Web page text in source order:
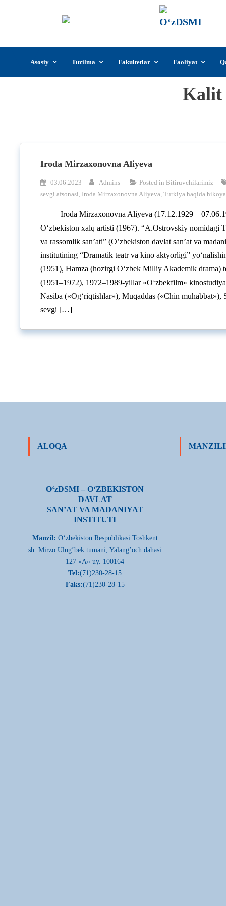
content
Asosiy Tuzilma Fakultetlar Faoliyat
Kalit
Iroda Mirzaxonovna Aliyeva
03.06.2023 Admins Posted in Bitiruvchilarimiz
sevgi afsonasi, Iroda Mirzaxonovna Aliyeva, Turkiya haqida hikoya
Iroda Mirzaxonovna Aliyeva (17.12.1929 –
Oʻzbekiston xalq artisti (1967). “A.Ostrovskiy nomidagi
va rassomlik san’ati” (O’zbekiston davlat san’at va
institutining “Dramatik teatr va kino aktyorligi”
(1951), Hamza (hozirgi O‘zbek Milliy Akademik drama)
(1951–1972), 1972–1989-yillar «Oʻzbekfilm»
Nasiba («Ogʻriqtishlar»), Muqaddas («Chin muhabbat»),
sevgi […]
ALOQA
О‘zDSMI – О‘ZBEKISTON
DAVLAT
SAN’AT VA MADANIYAT
INSTITUTI
Manzil: О‘zbekiston Respublikasi Toshkent
sh. Mirzo Ulug’bek tumani, Yalang’och dahasi
127 «A» uy. 100164
Tel:(71)230-28-15
Faks:(71)230-28-15